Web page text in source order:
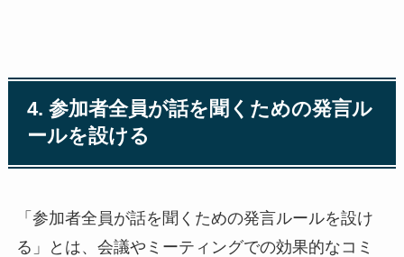
4. 参加者全員が話を聞くための発言ル
ールを設ける
「参加者全員が話を聞くための発言ルールを設け
る」とは、会議やミーティングでの効果的なコミ